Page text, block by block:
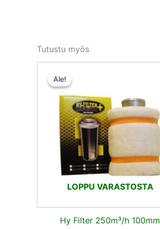
Tutustu myös
Ale!
LOPPU VARASTOSTA
Ale!
Hy Filter 250m³/h 100mm